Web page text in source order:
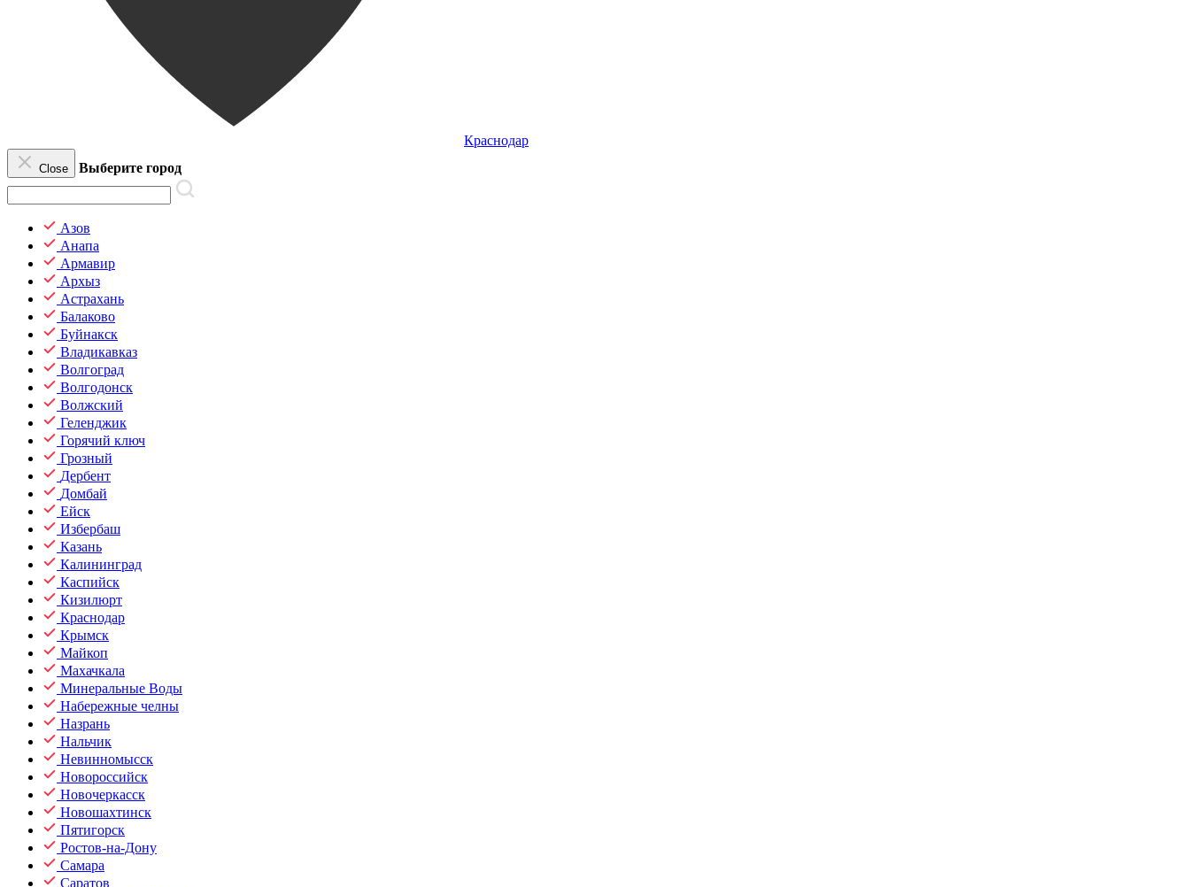
Краснодар
Close Выберите город
Азов
Анапа
Армавир
Архыз
Астрахань
Балаково
Буйнакск
Владикавказ
Волгоград
Волгодонск
Волжский
Геленджик
Горячий ключ
Грозный
Дербент
Домбай
Ейск
Избербаш
Казань
Калининград
Каспийск
Кизилюрт
Краснодар
Крымск
Майкоп
Махачкала
Минеральные Воды
Набережные челны
Назрань
Нальчик
Невинномысск
Новороссийск
Новочеркасск
Новошахтинск
Пятигорск
Ростов-на-Дону
Самара
Саратов